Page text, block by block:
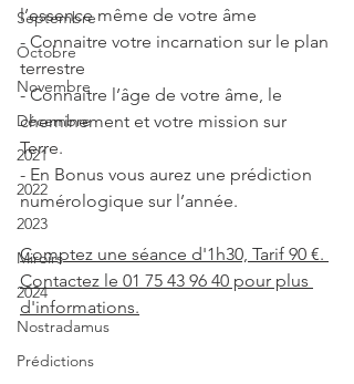
Septembre
Octobre
Novembre
Décembre
2021
2022
2023
Miroirs
2024
Nostradamus
Prédictions
l’essence même de votre âme
- Connaitre votre incarnation sur le plan
terrestre
- Connaitre l’âge de votre âme, le
cheminement et votre mission sur
Terre.
- En Bonus vous aurez une prédiction
numérologique sur l’année.
Comptez une séance d'1h30, Tarif 90 €.
Contactez le 01 75 43 96 40 pour plus
d'informations.